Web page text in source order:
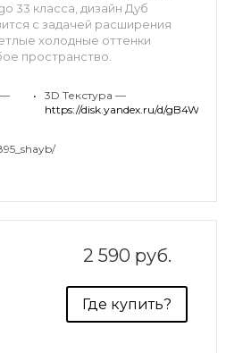
33 класса, дизайн Дуб
с задачей расширения
холодные оттенки
пространство.
и стойким к
и стильным.
—
•
3D Текстура —
https://disk.yandex.ru/d/
2 590 руб.
Где купить?